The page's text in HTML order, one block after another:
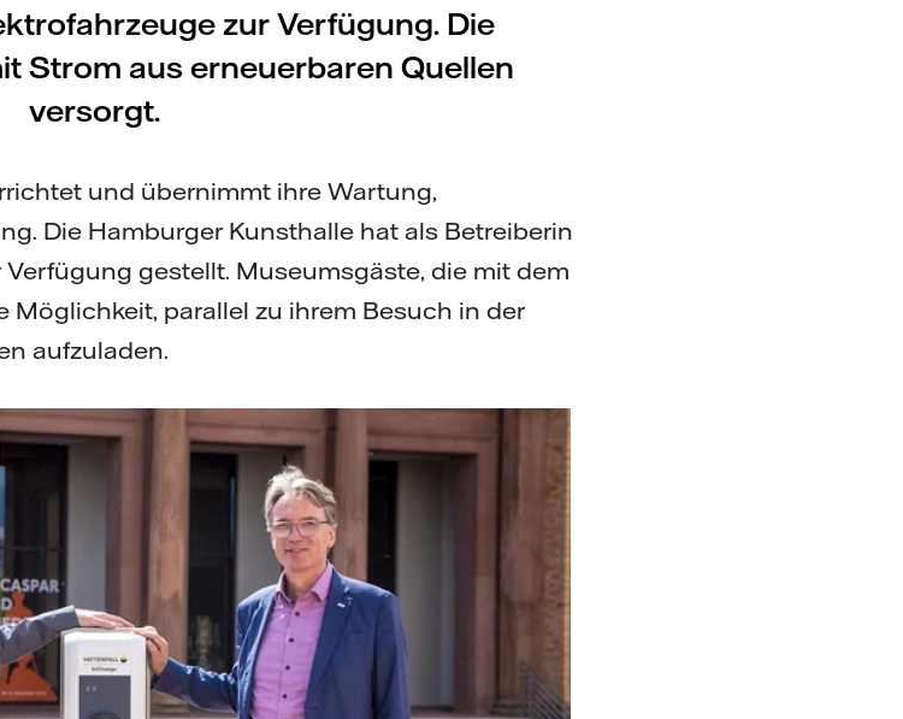
zur Verfügung. Die
Strom aus erneuerbaren Quellen
versorgt.
und übernimmt ihre Wartung,
Die Hamburger Kunsthalle hat als Betreiberin
gestellt. Museumsgäste, die mit dem
Möglichkeit, parallel zu ihrem Besuch in der
aufzuladen.